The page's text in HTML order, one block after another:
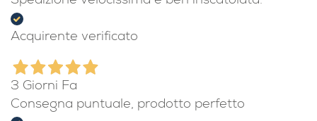
2 Giorni Fa
Acquirente verificato